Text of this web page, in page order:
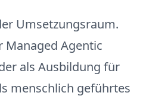
Umsetzungsraum.
Managed Agentic
als Ausbildung für
menschlich geführtes